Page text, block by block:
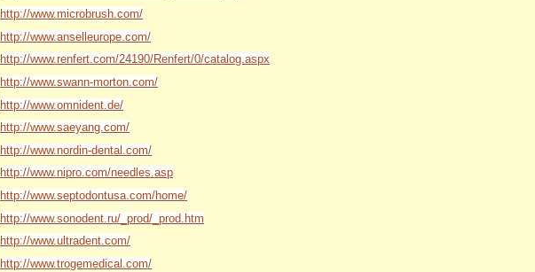
http://www.microbrush.com/
http://www.anselleurope.com/
http://www.renfert.com/24190/Renfert/0/catalog.aspx
http://www.swann-morton.com/
http://www.omnident.de/
http://www.saeyang.com/
http://www.nordin-dental.com/
http://www.nipro.com/needles.asp
http://www.septodontusa.com/home/
http://www.sonodent.ru/_prod/_prod.htm
http://www.ultradent.com/
http://www.trogemedical.com/